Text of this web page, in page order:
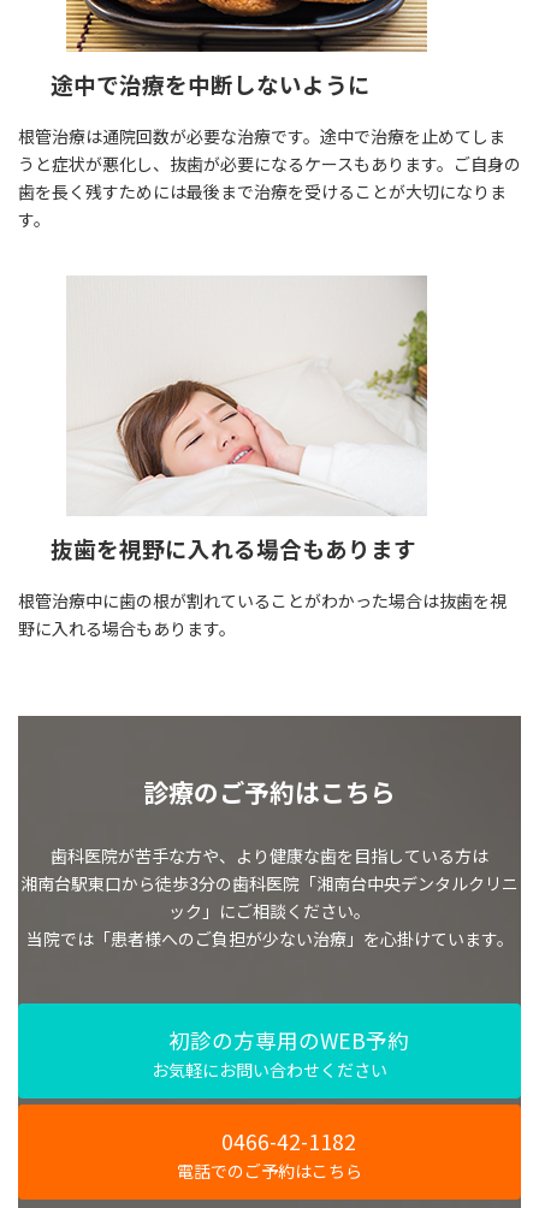
途中で治療を中断しないように
根管治療は通院回数が必要な治療です。途中で治療を止めてしま
うと症状が悪化し、抜歯が必要になるケースもあります。ご自身の
歯を長く残すためには最後まで治療を受けることが大切になりま
す。
抜歯を視野に入れる場合もあります
根管治療中に歯の根が割れていることがわかった場合は抜歯を視
野に入れる場合もあります。
診療のご予約はこちら
歯科医院が苦手な方や、より健康な歯を目指している方は
湘南台駅東口から徒歩3分の歯科医院「湘南台中央デンタルクリニ
ック」にご相談ください。
当院では「患者様へのご負担が少ない治療」を心掛けています。
初診の方専用のWEB予約
お気軽にお問い合わせください
0466-42-1182
電話でのご予約はこちら